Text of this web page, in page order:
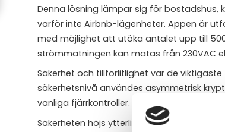
Denna lösning lämpar sig för
varför inte Airbnb-lägenheter. Appen är
med möjlighet att utöka antalet upp till 500.
strömmatningen kan matas från 230VAC
Säkerhet och tillförlitlighet var de
säkerhetsnivå användes asymmetrisk
vanliga fjärrkontroller.
Säkerheten höjs ytterligare genom